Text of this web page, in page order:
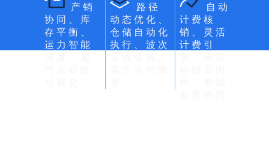
产销
协同、库
存平衡、
运力智能
路径
动态优化、
仓储自动化
执行、波次
自动
计费核
销、灵活
计费引